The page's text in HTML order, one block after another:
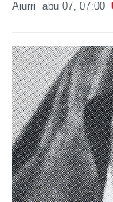
Aiurri abu 07, 07:00